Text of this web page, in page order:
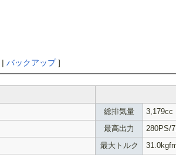
|バックアップ]
総排気量 3,179cc
最高出力 280PS/
最大トルク